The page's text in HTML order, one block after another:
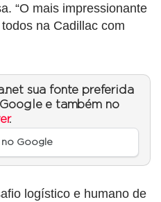
“O mais impressionante
na Cadillac com
sua fonte preferida
e também no
.
no Google
logístico e humano de